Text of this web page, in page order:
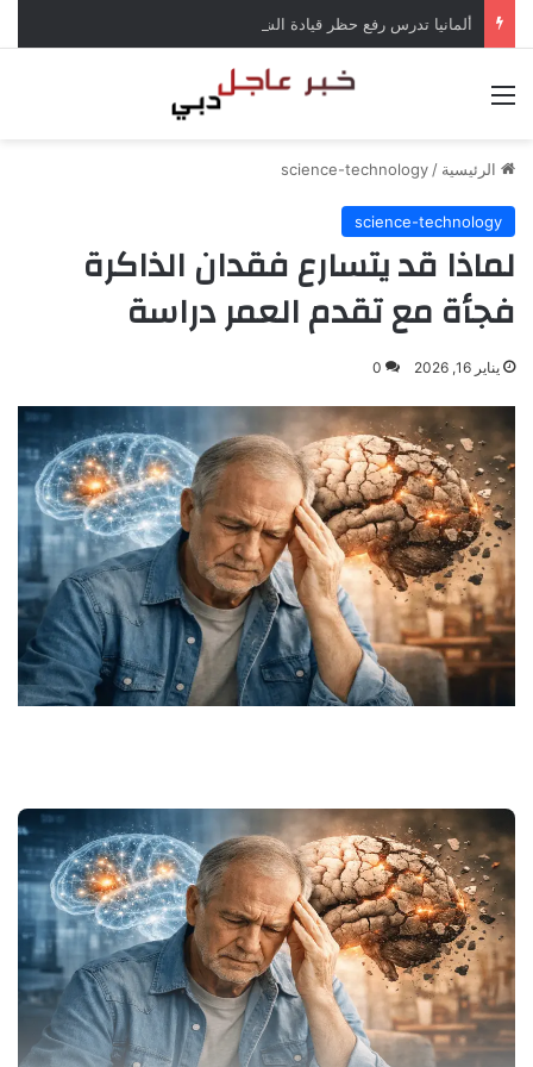
الرئيسية /
science-technology
science-technology
لماذا قد يتسارع فقدان الذاكرة
فجأة مع تقدم العمر دراسة
يناير 16, 2026 0